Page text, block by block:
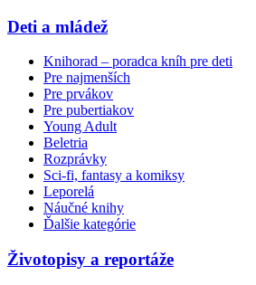
Deti a mládež
Knihorad – poradca kníh pre deti
Pre najmenších
Pre prvákov
Pre pubertiakov
Young Adult
Beletria
Rozprávky
Sci-fi, fantasy a komiksy
Leporelá
Náučné knihy
Ďalšie kategórie
Životopisy a reportáže